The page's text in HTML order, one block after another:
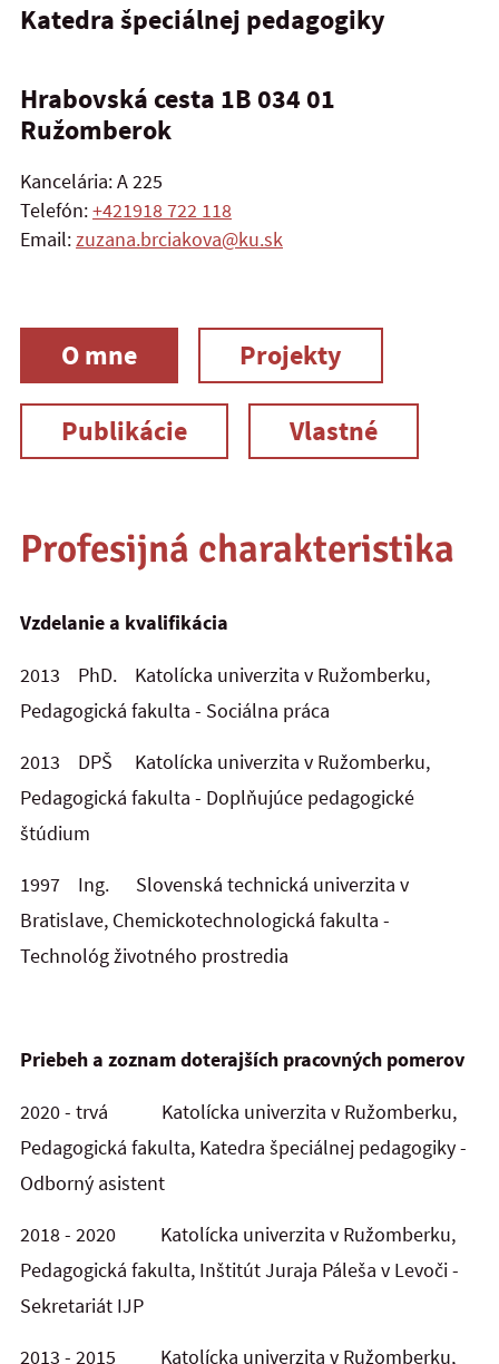
Katedra špeciálnej pedagogiky
Hrabovská cesta 1B 034 01
Ružomberok
Kancelária: A 225
Telefón:+421918 722 118
Email:zuzana.brciakova@ku.sk
O mne Projekty
Publikácie Vlastné
Profesijná charakteristika
Vzdelanie a kvalifikácia
2013 PhD. Katolícka univerzita v Ružomberku,
Pedagogická fakulta - Sociálna práca
2013 DPŠ Katolícka univerzita v Ružomberku,
Pedagogická fakulta - Doplňujúce pedagogické
štúdium
1997 Ing. Slovenská technická univerzita v
Bratislave, Chemickotechnologická fakulta -
Technológ životného prostredia
Priebeh a zoznam doterajších pracovných pomerov
2020 - trvá Katolícka univerzita v Ružomberku,
Pedagogická fakulta, Katedra špeciálnej pedagogiky -
Odborný asistent
2018 - 2020 Katolícka univerzita v Ružomberku,
Pedagogická fakulta, Inštitút Juraja Páleša v Levoči -
Sekretariát IJP
2013 - 2015 Katolícka univerzita v Ružomberku,